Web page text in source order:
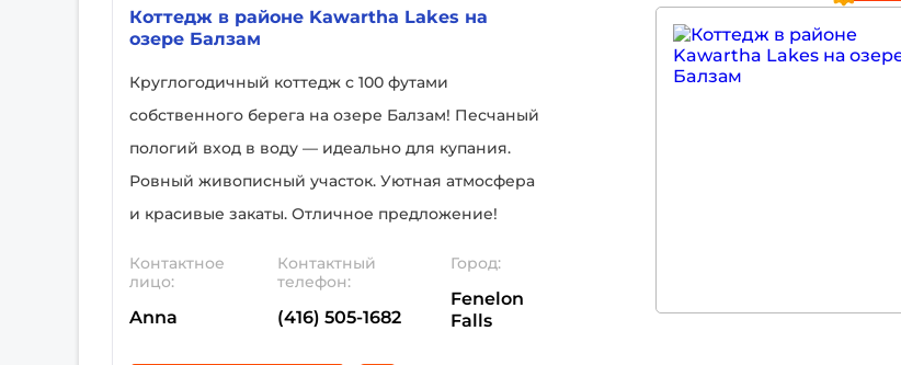
Коттедж в районе Kawartha Lakes на
озере Бaлзам
Круглогодичный коттедж с 100 футами
собственного берега на озере Бaлзам! Песчаный
пологий вход в воду — идеально для купания.
Ровный живописный участок. Уютная атмосфера
и красивые закаты. Отличное предложение!
Контактное
лицо:
Anna
Контактный
телефон:
(416) 505-1682
Город:
Fenelon
Falls